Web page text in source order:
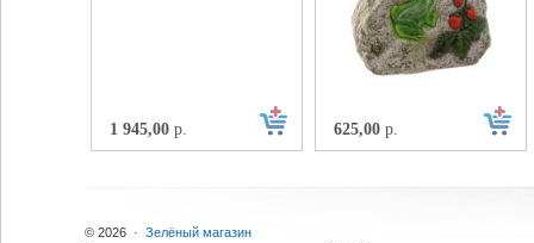
1 945,00 р. 625,00 р.
© 2026 · Зелёный магазин